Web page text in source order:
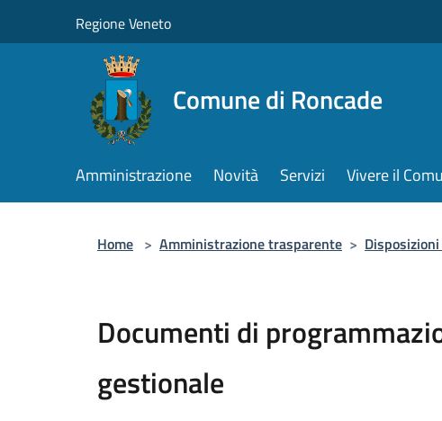
Regione Veneto
Comune di Roncade
Amministrazione Novità Servizi Vivere il
Home > Amministrazione trasparente >
Documenti di
gestionale